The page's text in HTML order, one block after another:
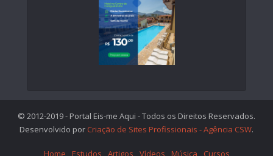
© 2012-2019 - Portal Eis-me Aqui - Todos os Direitos Reservados.
Desenvolvido por Criação de Sites Profissionais - Agência CSW.
Home Estudos Artigos Vídeos Música Cursos